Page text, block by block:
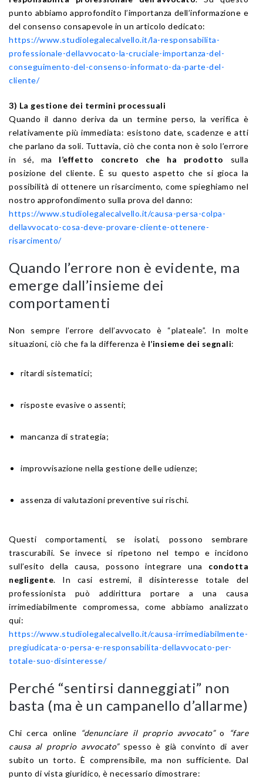
punto abbiamo approfondito l’importanza dell’informazione e
del consenso consapevole in un articolo dedicato:
https://www.studiolegalecalvello.it/la-responsabilita-
professionale-dellavvocato-la-cruciale-importanza-del-
conseguimento-del-consenso-informato-da-parte-del-
cliente/
3) La gestione dei termini processuali
Quando il danno deriva da un termine perso, la verifica è
relativamente più immediata: esistono date, scadenze e atti
che parlano da soli. Tuttavia, ciò che conta non è solo l’errore
in sé, ma l’effetto concreto che ha prodotto
sulla
posizione del cliente. È su questo aspetto che si gioca la
possibilità di ottenere un risarcimento, come spieghiamo nel
nostro approfondimento sulla prova del danno:
https://www.studiolegalecalvello.it/causa-persa-colpa-
dellavvocato-cosa-deve-provare-cliente-ottenere-
risarcimento/
Quando l’errore non è evidente, ma
emerge dall’insieme dei
comportamenti
Non sempre l’errore dell’avvocato è “plateale”. In molte
situazioni, ciò che fa la differenza è l’insieme dei segnali:
ritardi sistematici;
risposte evasive o assenti;
mancanza di strategia;
improvvisazione nella gestione delle udienze;
assenza di valutazioni preventive sui rischi.
Questi comportamenti, se isolati, possono sembrare
trascurabili. Se invece si ripetono nel tempo e incidono
sull’esito della causa, possono integrare una condotta
negligente. In casi estremi, il disinteresse totale del
professionista può addirittura portare a una causa
irrimediabilmente compromessa, come abbiamo analizzato
qui:
https://www.studiolegalecalvello.it/causa-irrimediabilmente-
pregiudicata-o-persa-e-responsabilita-dellavvocato-per-
totale-suo-disinteresse/
Perché “sentirsi danneggiati” non
basta (ma è un campanello d’allarme)
Chi cerca online “denunciare il proprio avvocato”o
“fare
causa al proprio avvocato”spesso è già convinto di aver
subito un torto. È comprensibile, ma non sufficiente. Dal
punto di vista giuridico, è necessario dimostrare: